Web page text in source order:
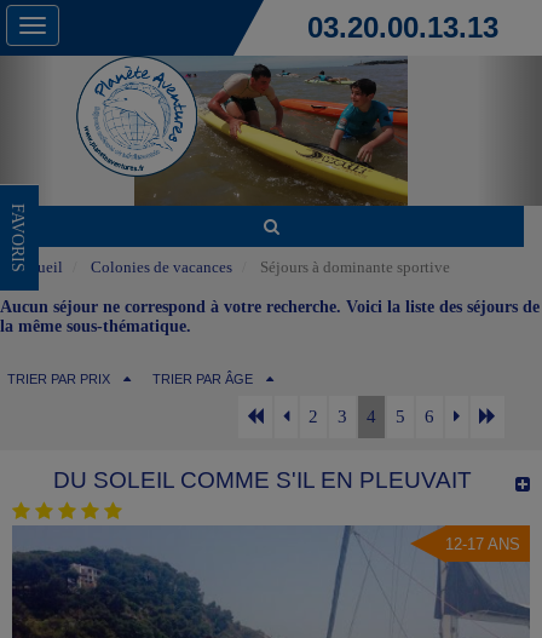
Toggle
navigation
03.20.00.13.13
FAVORIS
Accueil Colonies de vacances Séjours à dominante sportive
Aucun séjour ne correspond à votre recherche. Voici la liste des séjours de
la même sous-thématique.
TRIER PAR PRIX TRIER PAR ÂGE
2 3 4 5 6
DU SOLEIL COMME S'IL EN PLEUVAIT
12-17 ANS